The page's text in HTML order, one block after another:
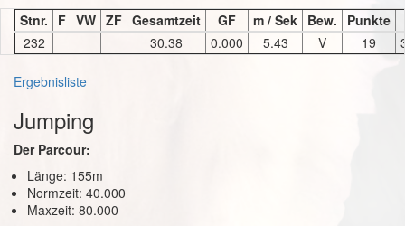
Stnr.
F VW ZF Gesamtzeit GF m / Sek Bew.
Punkte
232
30.38 0.000 5.43 V 19
Ergebnisliste
Jumping
Der Parcour:
Länge: 155m
Normzeit: 40.000
Maxzeit: 80.000